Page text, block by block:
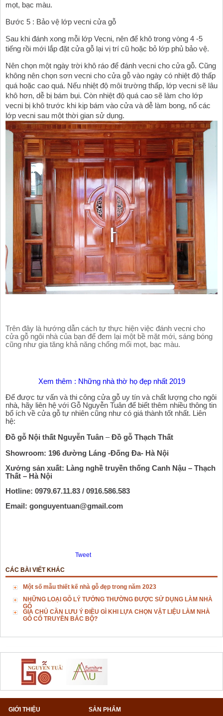
mọt, bạc màu.
Bước 5 : Bảo vệ lớp vecni cửa gỗ
Sau khi đánh xong mỗi lớp Vecni, nên để khô trong vòng 4 -5
tiếng rồi mới lắp đặt cửa gỗ lại vị trí cũ hoặc bỏ lớp phủ bảo vệ.
Nên chọn một ngày trời khô ráo để đánh vecni cho cửa gỗ. Cũng
không nên chọn sơn vecni cho cửa gỗ vào ngày có nhiệt độ thấp
quá hoặc cao quá. Nếu nhiệt độ môi trường thấp, lớp vecni sẽ lâu
khô hơn, dễ bị bám bụi. Còn nhiệt độ quá cao sẽ làm cho lớp
vecni bị khô trước khi kịp bám vào cửa và dễ làm bong, nổ các
lớp vecni sau một thời gian sử dụng.
Trên đây là hướng dẫn cách tự thực hiện việc đánh vecni cho
cửa gỗ ngôi nhà của bạn để đem lại một bề mặt mới, sáng bóng
cũng như gia tăng khả năng chống mối mọt, bạc màu.
Xem thêm : Những nhà thờ họ đẹp nhất 2019
Để được tư vấn và thi công cửa gỗ uy tín và chất lượng cho ngôi
nhà, hãy liên hệ với Gỗ Nguyễn Tuân để biết thêm nhiều thông tin
bổ ích về cửa gỗ tự nhiên cũng như có giá thành tốt nhất. Liên
hệ:
Đồ gỗ Nội thất Nguyễn Tuân – Đồ gỗ Thạch Thất
Showroom: 196 đường Láng -Đống Đa- Hà Nội
Xưởng sản xuất: Làng nghề truyền thống Canh Nậu – Thạch
Thất – Hà Nội
Hotline: 0979.67.11.83 / 0916.586.583
Email: gonguyentuan@gmail.com
Tweet
CÁC BÀI VIẾT KHÁC
Một số mẫu thiết kế nhà gỗ đẹp trong năm 2023
NHỮNG LOẠI GỖ LÝ TƯỞNG THƯỜNG ĐƯỢC SỬ DỤNG LÀM NHÀ
GỖ
GIA CHỦ CẦN LƯU Ý ĐIỀU GÌ KHI LỰA CHỌN VẬT LIỆU LÀM NHÀ
GỖ CỔ TRUYỀN BẮC BỘ?
GIỚI THIỆU SẢN PHẨM